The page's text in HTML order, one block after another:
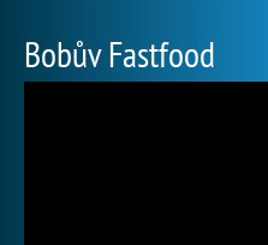
Bobův Fastfood